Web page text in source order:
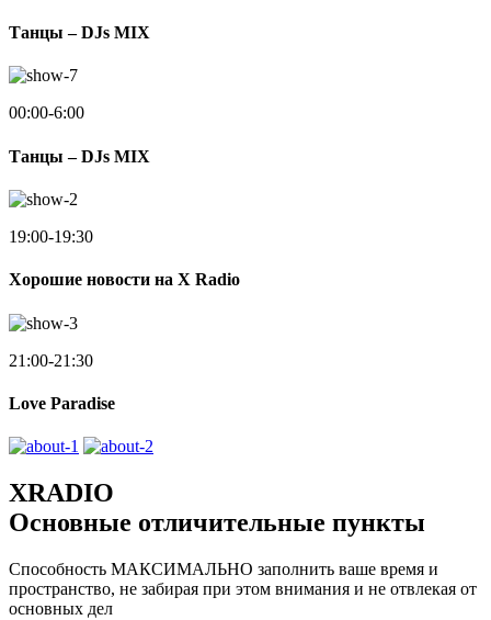
Танцы – DJs MIX
00:00-6:00
Танцы – DJs MIX
19:00-19:30
Хорошие новости на X Radio
21:00-21:30
Love Paradise
XRADIO
Основные отличительные пункты
Способность МАКСИМАЛЬНО заполнить ваше время и
пространство, не забирая при этом внимания и не отвлекая от
основных дел